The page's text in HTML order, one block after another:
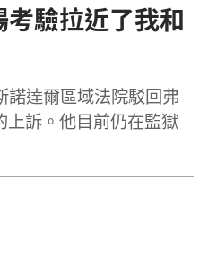
驗拉近了我和
達爾區域法院駁回弗
訴。他目前仍在監獄